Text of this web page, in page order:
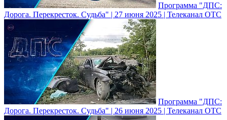
Программа "ДПС:
Дорога. Перекресток. Судьба" | 27 июня 2025 | Телеканал ОТС
Программа "ДПС:
Дорога. Перекресток. Судьба" | 26 июня 2025 | Телеканал ОТС